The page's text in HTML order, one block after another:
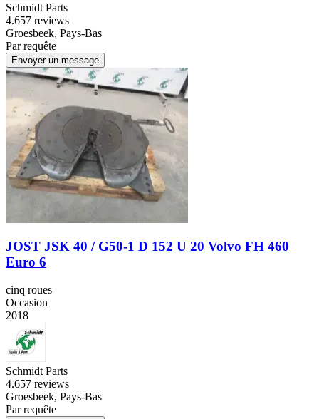
Schmidt Parts
4.657 reviews
Groesbeek, Pays-Bas
Par requête
Envoyer un message
JOST JSK 40 / G50-1 D 152 U 20 Volvo FH 460
Euro 6
cinq roues
Occasion
2018
Schmidt Parts
4.657 reviews
Groesbeek, Pays-Bas
Par requête